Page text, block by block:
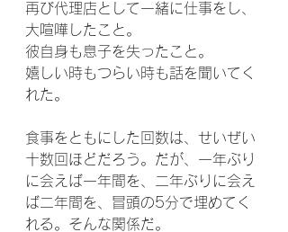
再び代理店として一緒に仕事をし、
大喧嘩したこと。
彼自身も息子を失ったこと。
嬉しい時もつらい時も話を聞いてく
れた。
食事をともにした回数は、せいぜい
十数回ほどだろう。だが、一年ぶり
に会えば一年間を、二年ぶりに会え
ば二年間を、冒頭の5分で埋めてく
れる。そんな関係だ。